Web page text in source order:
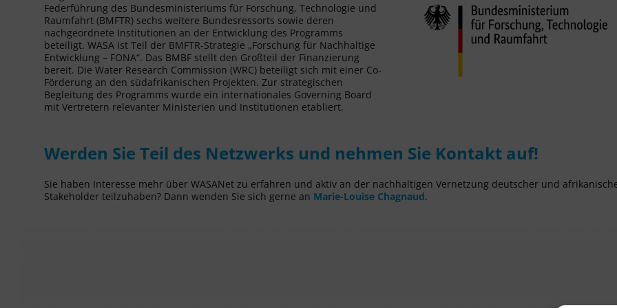
Federführung des Bundesministeriums für Forschung, Technologie und
Raumfahrt (BMFTR) sechs weitere Bundesressorts sowie deren
nachgeordnete Institutionen an der Entwicklung des Programms
beteiligt. WASA ist Teil der BMFTR-Strategie „Forschung für Nachhaltige
Entwicklung – FONA“. Das BMBF stellt den Großteil der Finanzierung
bereit. Die Water Research Commission (WRC) beteiligt sich mit einer Co-
Förderung an den südafrikanischen Projekten. Zur strategischen
Begleitung des Programms wurde ein internationales Governing Board
mit Vertretern relevanter Ministerien und Institutionen etabliert.
Werden Sie Teil des Netzwerks und nehmen Sie Kontakt auf!
Sie haben Interesse mehr über WASANet zu erfahren und aktiv an der nachhaltigen Vernetzung deutscher und
Stakeholder teilzuhaben? Dann wenden Sie sich gerne an Marie-Louise Chagnaud.